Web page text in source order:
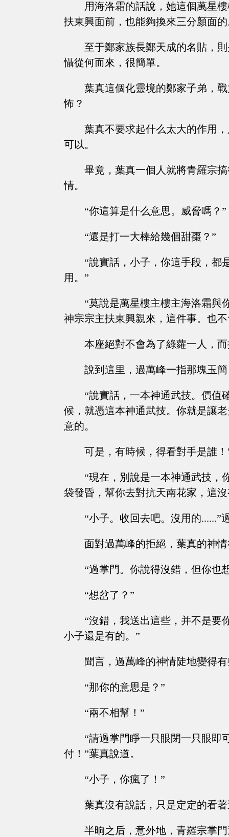
用海洛霜的話說，她這個萬星
扶東興面前，也能夠換來三分顏面
至于鄭家族長鄭天成的名貼，
懾從何而來，很簡單。
葉真這個化靈境的鄭家子弟，
怖？
葉真不要求起什么太大的作用
可以。
畢竟，葉真一個人就將青羅宗
情。
“你這算是什么意思。威脅嗎？”
“還是打一大棒給幾個甜棗？”
“說實話，小子，你這手段，都
用。”
“莫說是萬星樓主樓主海洛霜與
神宗宗主扶東興親來，這件事。也
本座絕對不會為了綠蘿一人，
說到這里，過萬峰一指那塊玉
“說實話，一本神通武技。價值
候，就憑這本神通武技。你就是讓
意的。
可是，有時候，得看對手是誰！
“現在，別說是一本神通武技，
袋發昏，幫你去對抗天南花家，這
“小子。收回去吧。沒用的......”
面對過萬峰的拒絕，葉真的神
“過掌門。你說得沒錯，但你也
“想岔了？”
“沒錯，我送出這些，并不是要
小子還是有的。”
聞言，過萬峰的神情陡地變得
“那你的意思是？”
“兩不相幫！”
“請過掌門睜一只眼閉一只眼即
付！”葉真說道。
“小子，你瘋了！”
葉真沒有說話，只是定定的看
半晌之后，意外地，青羅宗掌